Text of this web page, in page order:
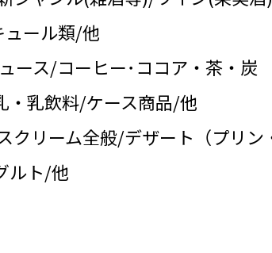
ール類/他
ス/コーヒー･ココア・茶・炭
・乳飲料/ケース商品/他
リーム全般/デザート（プリン
ルト/他